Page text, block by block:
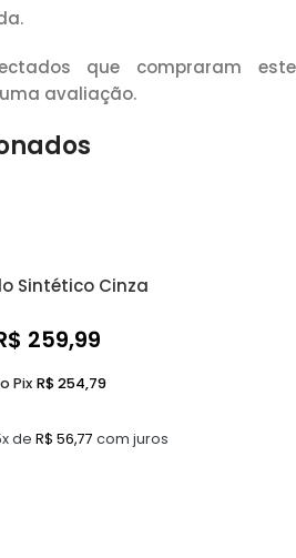
que compraram este
avaliação.
Sintético Cinza
259,99
de R$ 56,77 com juros
Pix R$254,79